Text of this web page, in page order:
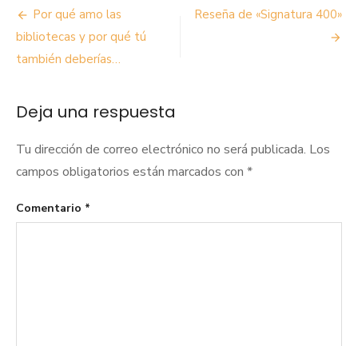
Navegación
de
entradas
Por qué amo las
bibliotecas y por qué tú
también deberías…
Reseña de «Signatura 400»
Deja una respuesta
Tu dirección de correo electrónico no será publicada. Los
campos obligatorios están marcados con *
Comentario *